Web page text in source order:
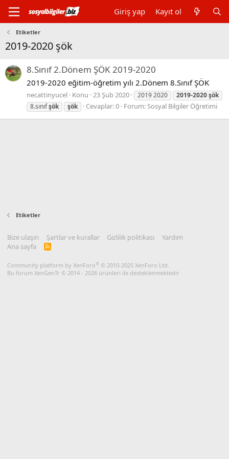
Giriş yap Kayıt ol
Etiketler
2019-2020 şök
8.Sınıf 2.Dönem ŞÖK 2019-2020
2019-2020 eğitim-öğretim yılı 2.Dönem 8.Sınıf ŞÖK
necattinyucel Konu 23 Şub 2020 2019 2020 2019-2020şök
8.sınıfşök şök Cevaplar: 0 Forum:Sosyal Bilgiler Öğretimi
Etiketler
Bize ulaşın Şartlar ve kurallar Gizlilik politikası
Yardım
Ana sayfa
R
Community platform by XenForo® © 2010-2025 XenForo Ltd.
Bu forum XenGenTr © 2014 - 2026 ürünleri ile desteklenmektedir